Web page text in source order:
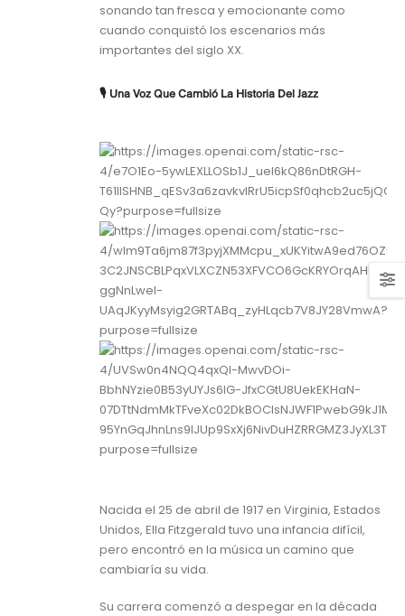
sonando tan fresca y emocionante como
cuando conquistó los escenarios más
importantes del siglo XX.
🎙️ Una Voz Que Cambió La Historia Del Jazz
Nacida el 25 de abril de 1917 en Virginia, Estados
Unidos, Ella Fitzgerald tuvo una infancia difícil,
pero encontró en la música un camino que
cambiaría su vida.
Su carrera comenzó a despegar en la década